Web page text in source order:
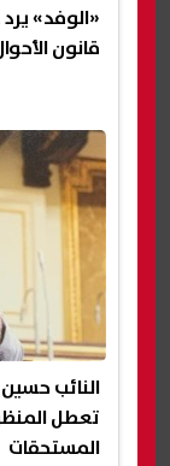
«الوفد»
قانون
النائب
تعطل
المستحقات